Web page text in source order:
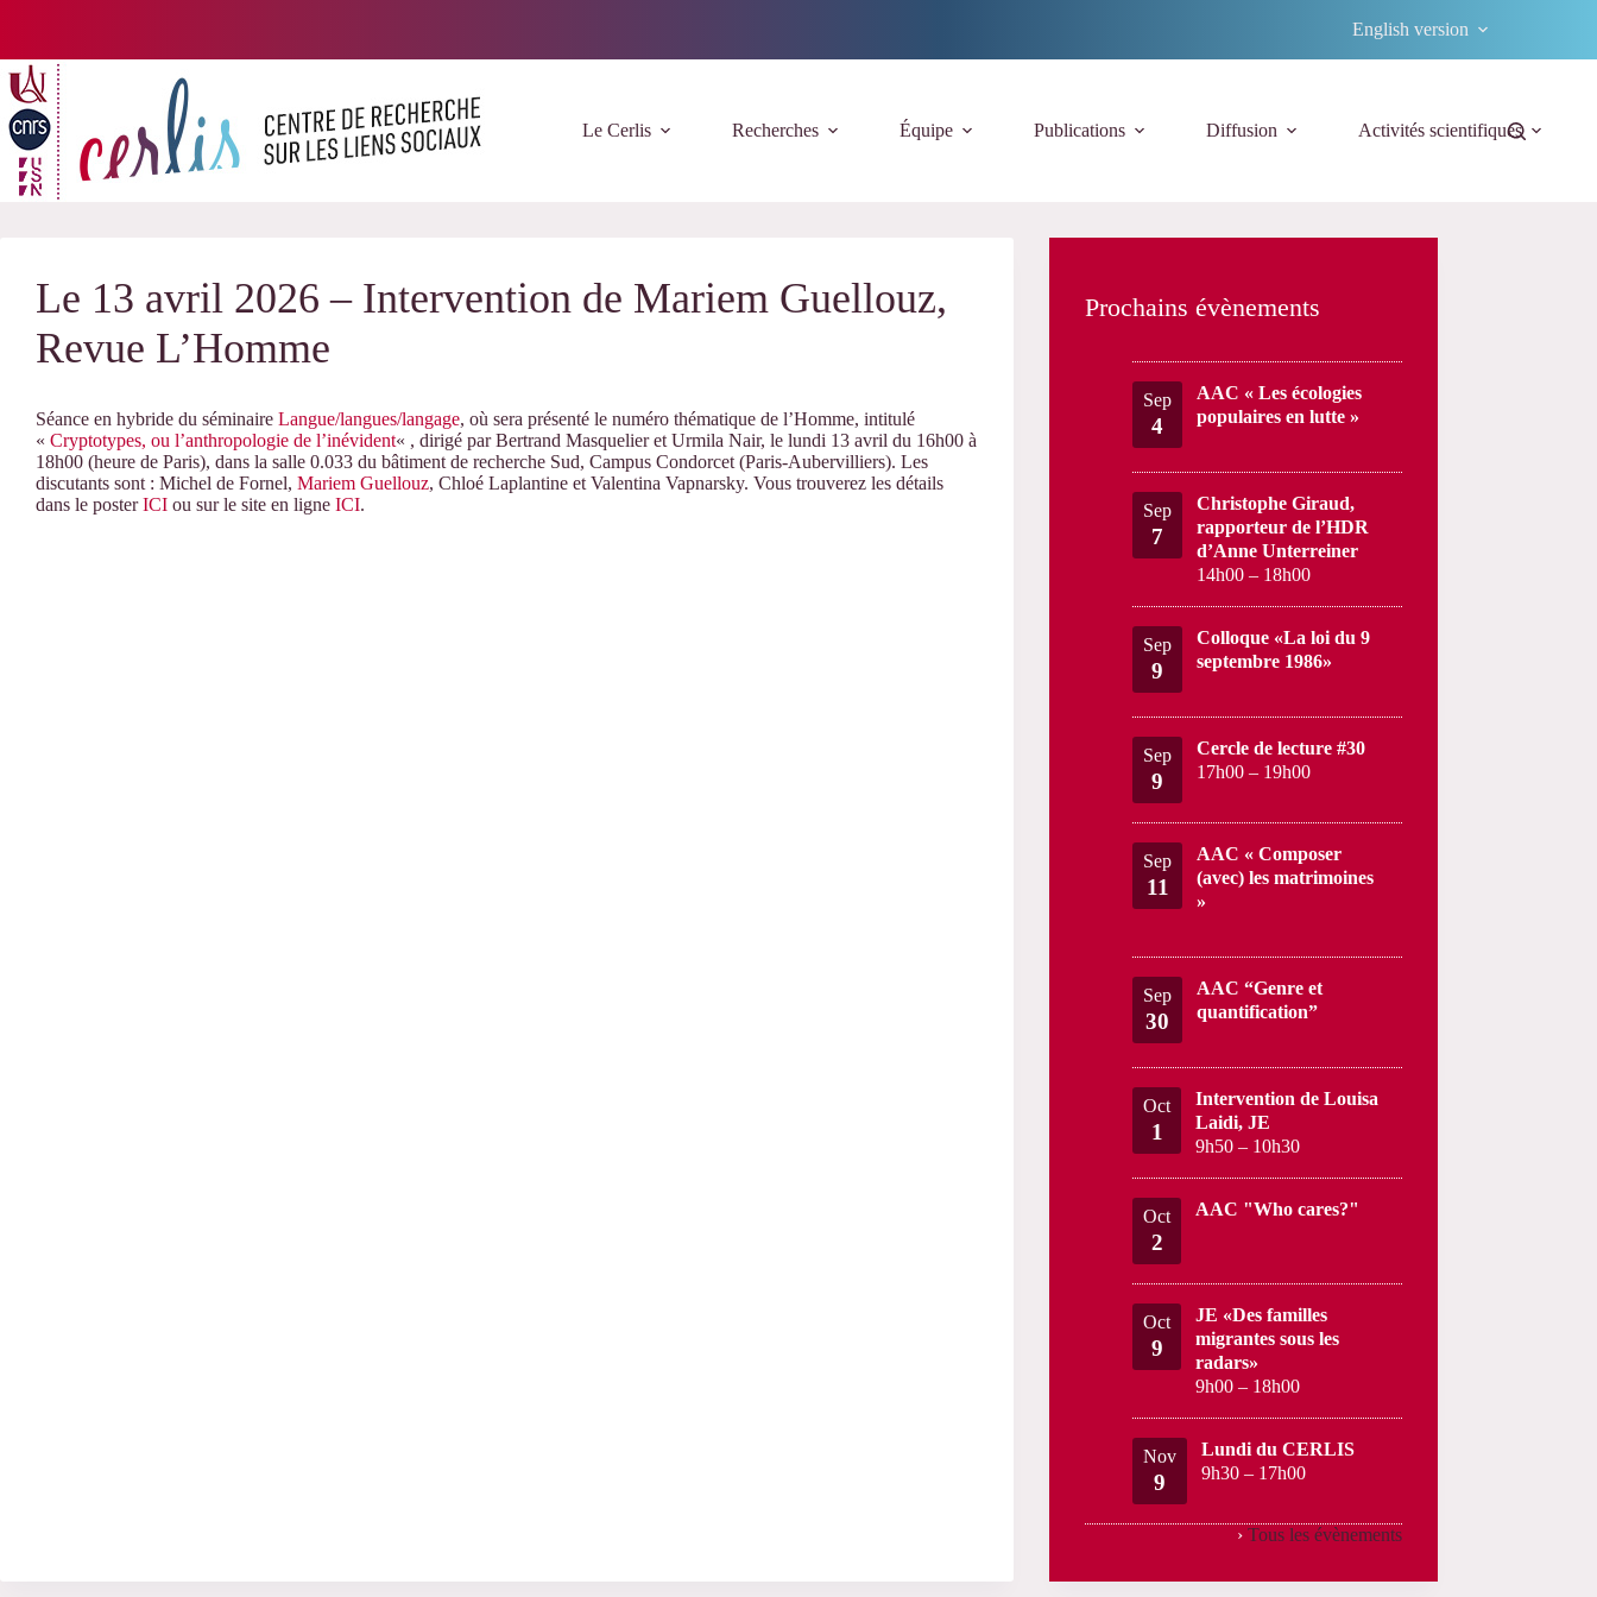
English version
Le Cerlis Recherches Équipe Publications Diffusion Activités scientifiques
Le 13 avril 2026 – Intervention de Mariem Guellouz,
Revue L’Homme
Séance en hybride du séminaire Langue/langues/langage, où sera présenté le numéro thématique de l’Homme, intitulé
« Cryptotypes, ou l’anthropologie de l’inévident« , dirigé par Bertrand Masquelier et Urmila Nair, le lundi 13 avril du 16h00 à
18h00 (heure de Paris), dans la salle 0.033 du bâtiment de recherche Sud, Campus Condorcet (Paris-Aubervilliers). Les
discutants sont : Michel de Fornel, Mariem Guellouz, Chloé Laplantine et Valentina Vapnarsky. Vous trouverez les détails
dans le posterICI ou sur le site en ligne ICI.
Prochains évènements
Sep
4
AAC « Les écologies
populaires en lutte »
Sep
7
Christophe Giraud,
rapporteur de l’HDR
d’Anne Unterreiner
14h00 – 18h00
Sep
9
Colloque «La loi du 9
septembre 1986»
Sep
9
Cercle de lecture #30
17h00 – 19h00
Sep
11
AAC « Composer
(avec) les matrimoines
»
Sep
30
AAC “Genre et
quantification”
Oct
1
Intervention de Louisa
Laidi, JE
9h50 – 10h30
Oct
2
AAC "Who cares?"
Oct
9
JE «Des familles
migrantes sous les
radars»
9h00 – 18h00
Nov
9
Lundi du CERLIS
9h30 – 17h00
› Tous les évènements